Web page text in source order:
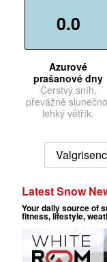
0.0
Azurové
prašanové dny
Čerstvý sníh,
převážně
lehký větřík.